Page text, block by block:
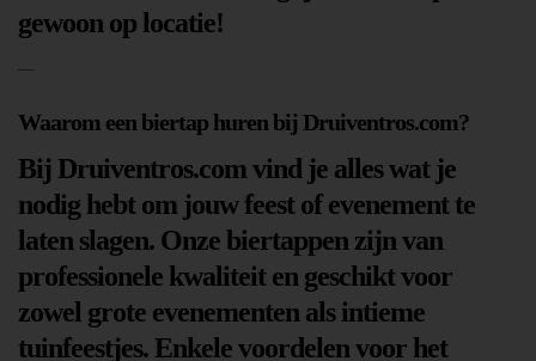
gewoon op locatie!
—
Waarom een biertap huren bij Druiventros.com?
Bij Druiventros.com vind je alles wat je
nodig hebt om jouw feest of evenement te
laten slagen. Onze biertappen zijn van
professionele kwaliteit en geschikt voor
zowel grote evenementen als intieme
tuinfeestjes. Enkele voordelen voor het